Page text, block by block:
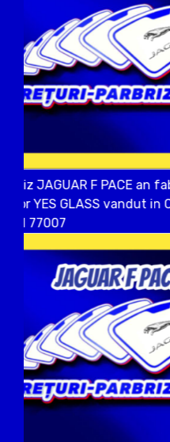
Pret parbriz JAGUAR F
producator BENSON
cod postal 77016